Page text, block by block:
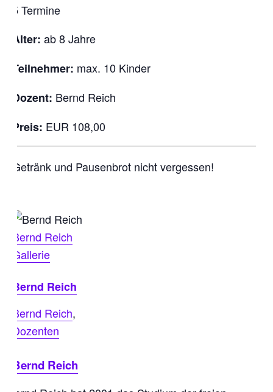
5 Termine
Alter: ab 8 Jahre
Teilnehmer: max. 10 Kinder
Dozent: Bernd Reich
Preis: EUR 108,00
Getränk und Pausenbrot nicht vergessen!
Bernd Reich
Gallerie
Bernd Reich
Bernd Reich,
Dozenten
Bernd Reich